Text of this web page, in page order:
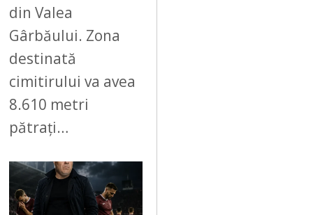
din Valea
Gârbăului. Zona
destinată
cimitirului va avea
8.610 metri
pătrați…